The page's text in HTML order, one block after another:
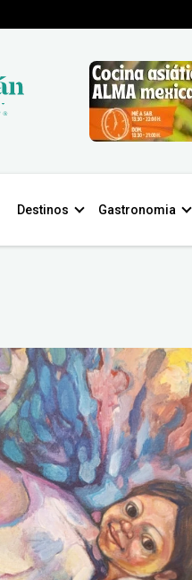
Destinos Gastronomia